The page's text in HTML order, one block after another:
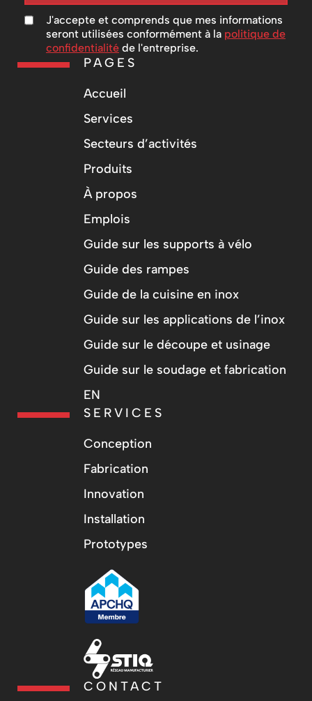
J'accepte et comprends que mes informations
seront utilisées conformément à la politique de
confidentialité de l'entreprise.
PAGES
Accueil
Services
Secteurs d’activités
Produits
À propos
Emplois
Guide sur les supports à vélo
Guide des rampes
Guide de la cuisine en inox
Guide sur les applications de l’inox
Guide sur le découpe et usinage
Guide sur le soudage et fabrication
EN
SERVICES
Conception
Fabrication
Innovation
Installation
Prototypes
CONTACT